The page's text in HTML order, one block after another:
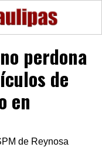
perdona
de
en
de Reynosa